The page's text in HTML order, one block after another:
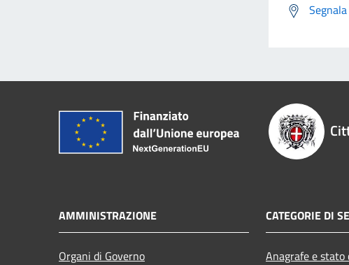
AMMINISTRAZIONE
Organi di Governo
CATEGORIE DI
Anagrafe e stato